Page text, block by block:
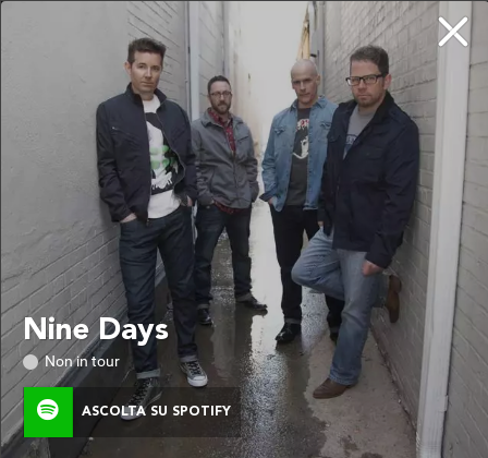
Nine Days
Non in tour
ASCOLTA SU SPOTIFY
SEGUITO!
DA NON PERDERE
LE ULTIME NOVITÀ
Chi siamo
Privacy